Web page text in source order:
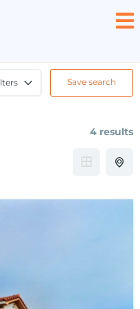
Save search
4 results